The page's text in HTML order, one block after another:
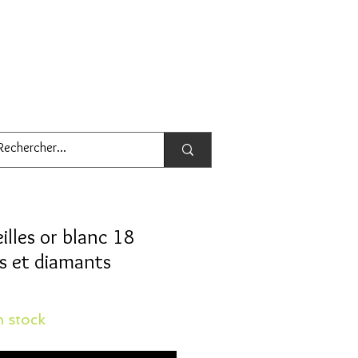
or blanc 18
et diamants
stock